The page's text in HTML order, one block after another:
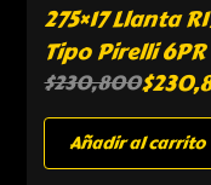
275×17 Llanta
Tipo Pirelli 6PR
$230,800$
Añadir al carrito